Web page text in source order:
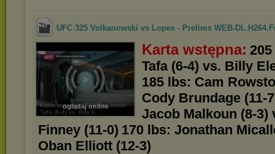
UFC 325 Volkanowski vs Lopes - Prelims WEB-
oglądaj online
Karta wstępna: 205 lbs: Junior
Tafa (6-4) vs. Billy E ...
Karta wstępna:
Tafa (6-4) vs. Billy
185 lbs: Cam
Cody Brundage (11-
Jacob Malkoun (8-3)
Finney (11-0) 170 lbs: Jonathan
Oban Elliott (12-3)